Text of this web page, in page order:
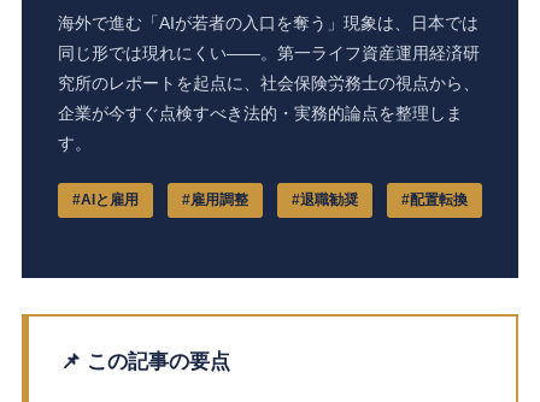
海外で進む「AIが若者の入口を奪う」現象は、日本では
同じ形では現れにくい――。第一ライフ資産運用経済研
究所のレポートを起点に、社会保険労務士の視点から、
企業が今すぐ点検すべき法的・実務的論点を整理しま
す。
#AIと雇用 #雇用調整 #退職勧奨 #配置転換
📌 この記事の要点